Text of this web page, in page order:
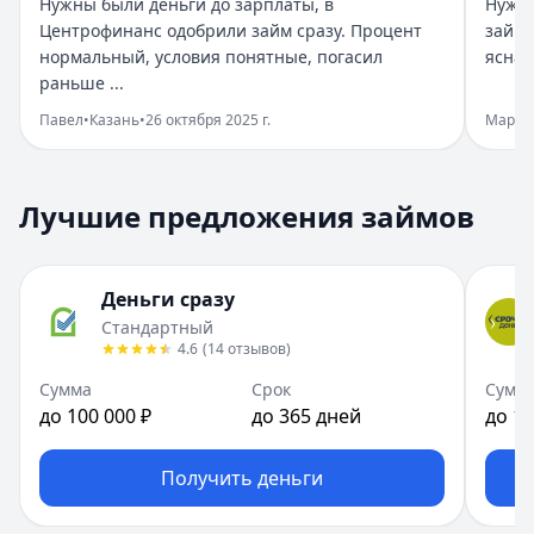
Дата:27 октября 2025 г.
Нужно было срочно закрыть покупку оформила займ
Когда срочно нужны деньги
Организация:Бюджет
Бюджет реально выручил. Мне одобрили займ за пару
Рейтинг:
Организация:Деньги сразу
Город:Казань
26 октября 2025 г.
Брал займ в Деньги сразу, решение вышло быстро.
Выручили как надо
Рейтинг:5
Центрофинанс
Город:Казань
Центрофинанс одобрили займ сразу. Процент
нормальный, условия понятные, погасил
раньше ...
Павел•Казань•26 октября 2025 г.
займ
Мария
Лучшие предложения займов
Деньги сразу
Стандартный
4.6 (14отзывов)
Сумма
до 100 000 ₽
Срок
до 365 дней
Получить деньги
до